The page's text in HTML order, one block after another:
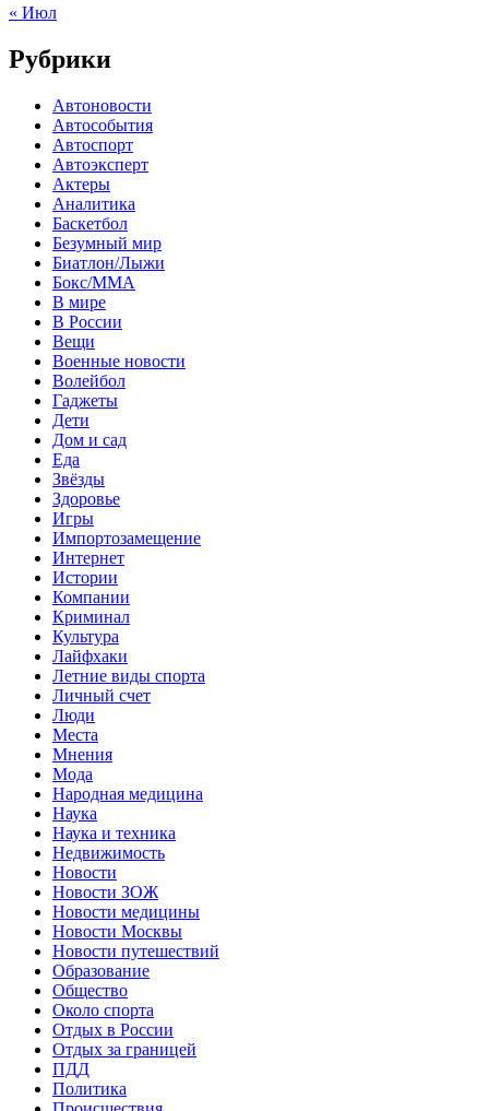
« Июл
Рубрики
Автоновости
Автособытия
Автоспорт
Автоэксперт
Актеры
Аналитика
Баскетбол
Безумный мир
Биатлон/Лыжи
Бокс/MMA
В мире
В России
Вещи
Военные новости
Волейбол
Гаджеты
Дети
Дом и сад
Еда
Звёзды
Здоровье
Игры
Импортозамещение
Интернет
Истории
Компании
Криминал
Культура
Лайфхаки
Летние виды спорта
Личный счет
Люди
Места
Мнения
Мода
Народная медицина
Наука
Наука и техника
Недвижимость
Новости
Новости ЗОЖ
Новости медицины
Новости Москвы
Новости путешествий
Образование
Общество
Около спорта
Отдых в России
Отдых за границей
ПДД
Политика